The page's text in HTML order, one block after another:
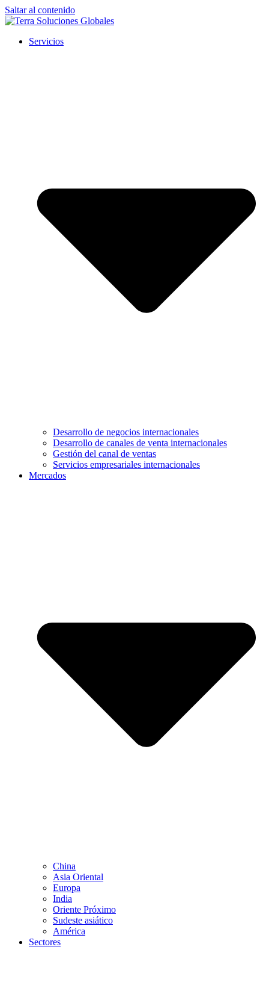
Saltar al contenido
Servicios
Desarrollo de negocios internacionales
Desarrollo de canales de venta internacionales
Gestión del canal de ventas
Servicios empresariales internacionales
Mercados
China
Asia Oriental
Europa
India
Oriente Próximo
Sudeste asiático
América
Sectores